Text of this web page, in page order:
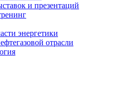
и презентаций
энергетики
отрасли